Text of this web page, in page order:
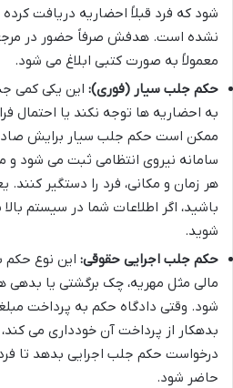
شود که فرد قبلاً احضاریه دریافت کرده
نشده است. هدفش صرفاً حضور در
معمولاً به صورت کتبی ابلاغ می شود.
حکم جلب سیار (فوری): این یکی کمی
به احضاریه ها توجه نکند یا احتمال
ممکن است حکم جلب سیار برایش
سامانه نیروی انتظامی ثبت می شود و
هر زمان و مکانی، فرد را دستگیر کنند.
باشید، اگر اطلاعات شما در سیستم
شوید.
حکم جلب اجرایی حقوقی: این نوع حکم
مالی مثل مهریه، چک برگشتی یا بدهی
شود. وقتی دادگاه حکم به پرداخت
بدهکار از پرداخت آن خودداری می
درخواست حکم جلب اجرایی بدهد تا
حاضر شود.